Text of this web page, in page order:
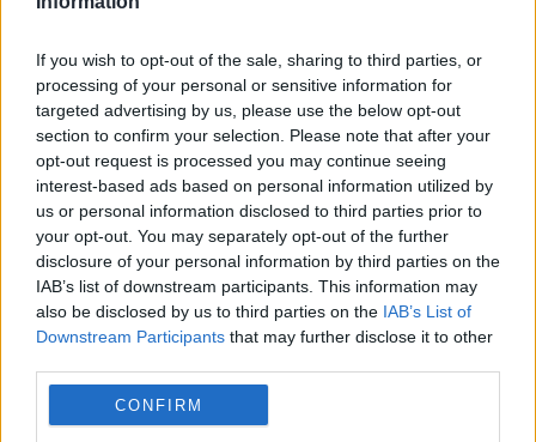
If you wish to opt-out of the sale, sharing to third parties, or
processing of your personal or sensitive information for
targeted advertising by us, please use the below opt-out
section to confirm your selection. Please note that after your
opt-out request is processed you may continue seeing
interest-based ads based on personal information utilized by
us or personal information disclosed to third parties prior to
your opt-out. You may separately opt-out of the further
disclosure of your personal information by third parties on the
IAB’s list of downstream participants. This information may
also be disclosed by us to third parties on the IAB’s List of
Downstream Participants that may further disclose it to other
CONFIRM
aceste luni vor deveni planete oceanice”, a
mai spus Zhang. „Cred că, în acest caz,
omenirea ar putea migra acolo”, a încheiat
el.
Locuiești la bloc? 10 reguli pe care mulți
proprietari le înțeleg greșit și ajung să
plătească mai mult.Ce spune legea
Concediu 2026. Dreptul pe care mulți
salariați nu îl cunosc. Când se pot pierde